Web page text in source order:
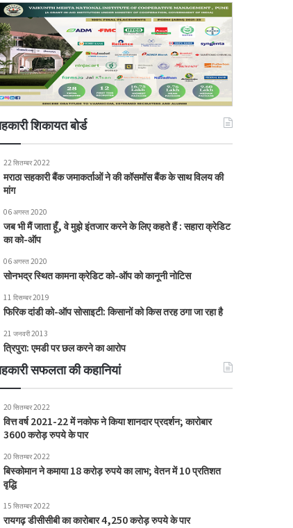
शिकायत बोर्ड
22 सितम्बर 2022
मराठा सहकारी बैंक जमाकर्ताओं ने की कॉसमॉस बैंक के साथ विलय की
मांग
06 अगस्त 2020
जब भी मैं जाता हूँ, वे मुझे इंतजार करने के लिए कहते हैं : सहारा क्रेडिट
का को-ऑप
06 अगस्त 2020
सोनभद्र स्थित कामना क्रेडिट को-ऑप को कानूनी नोटिस
11 दिसम्बर 2019
फिरिक दांडी को-ऑप सोसाइटी: किसानों को किस तरह ठगा जा रहा है
21 जनवरी 2013
त्रिपुरा: एमडी पर छल करने का आरोप
सफलता की कहानियां
20 सितम्बर 2022
वित्त वर्ष 2021-22 में नकोफ ने किया शानदार प्रदर्शन; कारोबार
3600 करोड़ रुपये के पार
20 सितम्बर 2022
बिस्कोमान ने कमाया 18 करोड़ रुपये का लाभ; वेतन में 10 प्रतिशत
वृद्धि
15 सितम्बर 2022
रायगढ़ डीसीसीबी का कारोबार 4,250 करोड़ रुपये के पार